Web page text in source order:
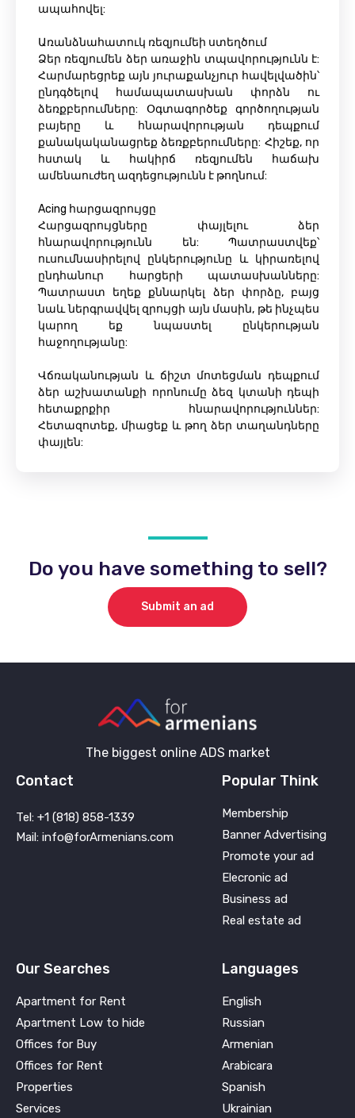
ապահովել:
Առանձնահատուկ ռեզյումեի ստեղծում
Ձեր ռեզյումեն ձեր առաջին տպավորությունն է:
Հարմարեցրեք այն յուրաքանչյուր հավելվածին՝
ընդգծելով համապատասխան փորձն ու
ձեռքբերումները: Օգտագործեք գործողության
բայերը և հնարավորության դեպքում
քանակականացրեք ձեռքբերումները: Հիշեք, որ
հստակ և հակիրճ ռեզյումեն հաճախ
ամենաուժեղ ազդեցությունն է թողնում:
Acing հարցազրույցը
Հարցազրույցները փայլելու ձեր
հնարավորությունն են: Պատրաստվեք՝
ուսումնասիրելով ընկերությունը և կիրառելով
ընդհանուր հարցերի պատասխանները:
Պատրաստ եղեք քննարկել ձեր փորձը, բայց
նաև ներգրավվել զրույցի այն մասին, թե ինչպես
կարող եք նպաստել ընկերության
հաջողությանը:
Վճռականության և ճիշտ մոտեցման դեպքում
ձեր աշխատանքի որոնումը ձեզ կտանի դեպի
հետաքրքիր հնարավորություններ:
Հետազոտեք, միացեք և թող ձեր տաղանդները
փայլեն:
Do you have something to sell?
Submit an ad
The biggest online ADS market
Contact
Tel: +1 (818) 858-1339
Mail: info@forArmenians.com
Popular Think
Membership
Banner Advertising
Promote your ad
Elecronic ad
Business ad
Real estate ad
Our Searches
Apartment for Rent
Apartment Low to hide
Offices for Buy
Offices for Rent
Properties
Services
Languages
English
Russian
Armenian
Arabicara
Spanish
Ukrainian